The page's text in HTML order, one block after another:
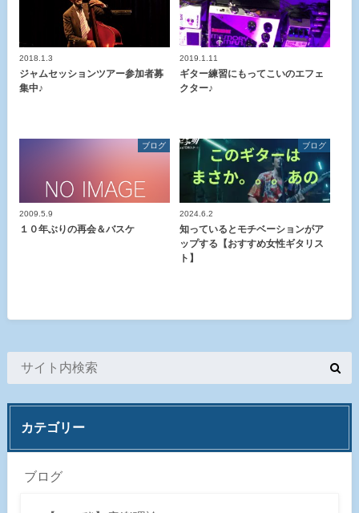
2018.1.3
ジャムセッションツアー参加者募
集中♪
2019.1.11
ギター練習にもってこいのエフェ
クター♪
ブログ
2009.5.9
１０年ぶりの再会＆バスケ
ブログ
2024.6.2
知っているとモチベーションがア
ップする【おすすめ女性ギタリス
ト】
カテゴリー
ブログ